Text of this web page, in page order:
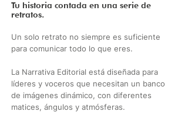
Tu historia contada en una serie de
retratos.
Un solo retrato no siempre es suficiente
para comunicar todo lo que eres.​​
La Narrativa Editorial está diseñada para
líderes y voceros que necesitan un banco
de imágenes dinámico, con diferentes
matices, ángulos y atmósferas.